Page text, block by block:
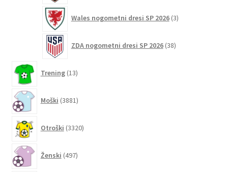
Wales nogometni dresi SP 2026 3izdelki
ZDA nogometni dresi SP 2026 38izdelkov
Trening 13izdelkov
Moški 3881izdelkov
Otroški 3320izdelkov
Ženski 497izdelkov